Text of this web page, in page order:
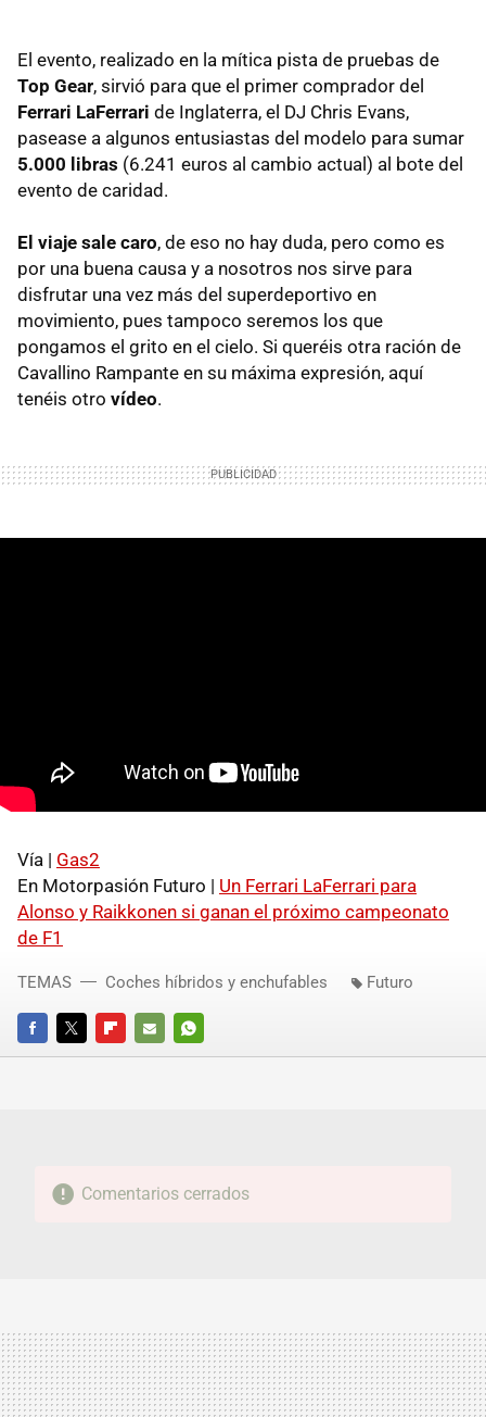
El evento, realizado en la mítica pista de pruebas de
Top Gear, sirvió para que el primer comprador del
Ferrari LaFerrari de Inglaterra, el DJ Chris Evans,
pasease a algunos entusiastas del modelo para sumar
5.000 libras (6.241 euros al cambio actual) al bote del
evento de caridad.
El viaje sale caro, de eso no hay duda, pero como es
por una buena causa y a nosotros nos sirve para
disfrutar una vez más del superdeportivo en
movimiento, pues tampoco seremos los que
pongamos el grito en el cielo. Si queréis otra ración de
Cavallino Rampante en su máxima expresión, aquí
tenéis otro vídeo.
Vía | Gas2
En Motorpasión Futuro | Un Ferrari LaFerrari para
Alonso y Raikkonen si ganan el próximo campeonato
de F1
FACEBOOKTWITTERFLIPBOARD
E-
WHATSAPP
TEMAS Coches híbridos y enchufables Futuro
Comentarios cerrados